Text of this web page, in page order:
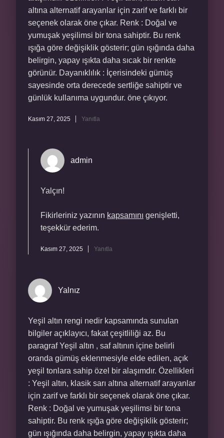
altına alternatif arayanlar için zarif ve farklı bir
seçenek olarak öne çıkar. Renk : Doğal ve
yumuşak yeşilimsi bir tona sahiptir. Bu renk
ışığa göre değişiklik gösterir; gün ışığında daha
belirgin, yapay ışıkta daha sıcak bir renkte
görünür. Dayanıklılık : İçerisindeki gümüş
sayesinde orta derecede sertliğe sahiptir ve
günlük kullanıma uygundur. öne çıkıyor.
Kasım 27, 2025 Yanıtla
admin
Yalçın!
Fikirleriniz yazının kapsamını genişletti,
teşekkür ederim.
Kasım 27, 2025 Yanıtla
Yalnız
Yeşil altın rengi nedir kapsamında sunulan
bilgiler açıklayıcı, fakat çeşitliliği az. Bu
paragraf Yeşil altın , saf altının içine belirli
oranda gümüş eklenmesiyle elde edilen, açık
yeşil tonlara sahip özel bir alaşımdır. Özellikleri
: Yeşil altın, klasik sarı altına alternatif arayanlar
için zarif ve farklı bir seçenek olarak öne çıkar.
Renk : Doğal ve yumuşak yeşilimsi bir tona
sahiptir. Bu renk ışığa göre değişiklik gösterir;
gün ışığında daha belirgin, yapay ışıkta daha